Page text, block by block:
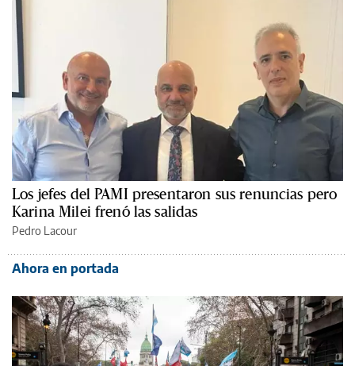
Los jefes del PAMI presentaron sus renuncias pero
Karina Milei frenó las salidas
Pedro Lacour
Ahora en portada